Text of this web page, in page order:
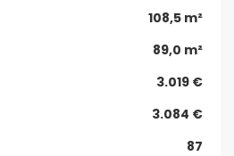
108,5 m²
89,0 m²
3.019 €
3.084 €
87